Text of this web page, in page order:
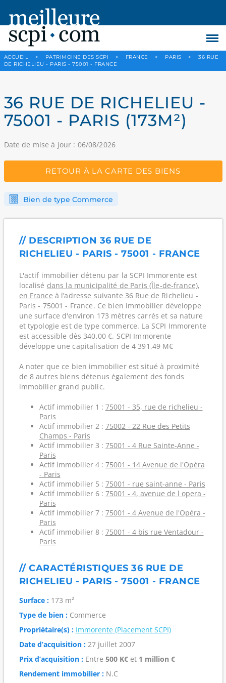
ACCUEIL > PATRIMOINE DES SCPI > FRANCE > PARIS >
36 RUE
DE RICHELIEU - PARIS - 75001 - FRANCE
36 RUE DE RICHELIEU -
75001 - PARIS (173M²)
Date de mise à jour : 06/08/2026
RETOUR À LA CARTE DES BIENS
Bien de type Commerce
// DESCRIPTION 36 RUE DE
RICHELIEU - PARIS - 75001 - FRANCE
L'actif immobilier détenu par la SCPI Immorente est
localisé dans la municipalité de Paris (Île-de-france),
en France à l’adresse suivante 36 Rue de Richelieu -
Paris - 75001 - France. Ce bien immobilier développe
une surface d'environ 173 mètres carrés et sa nature
et typologie est de type commerce. La SCPI Immorente
est accessible dès 340,00 €. SCPI Immorente
développe une capitalisation de 4 391,49 M€
A noter que ce bien immobilier est situé à proximité
de 8 autres biens détenus également des fonds
immobilier grand public.
Actif immobilier 1 : 75001 - 35, rue de richelieu -
Paris
Actif immobilier 2 : 75002 - 22 Rue des Petits
Champs - Paris
Actif immobilier 3 : 75001 - 4 Rue Sainte-Anne -
Paris
Actif immobilier 4 : 75001 - 14 Avenue de l'Opéra
- Paris
Actif immobilier 5 : 75001 - rue saint-anne - Paris
Actif immobilier 6 : 75001 - 4, avenue de l opera -
Paris
Actif immobilier 7 : 75001 - 4 Avenue de l'Opéra -
Paris
Actif immobilier 8 : 75001 - 4 bis rue Ventadour -
Paris
// CARACTÉRISTIQUES 36 RUE DE
RICHELIEU - PARIS - 75001 - FRANCE
Surface :173 m²
Type de bien :Commerce
Propriétaire(s) : Immorente (Placement SCPI)
Date d’acquisition :27 juillet 2007
Prix d’acquisition :Entre 500 K€et 1 million €
Rendement immobilier :N.C